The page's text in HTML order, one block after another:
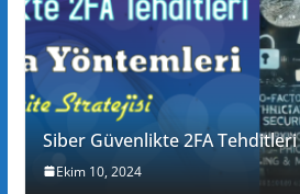
Siber Güvenlikte 2FA Tehditleri
Ekim 10, 2024
Kadınlar için Programlar ve